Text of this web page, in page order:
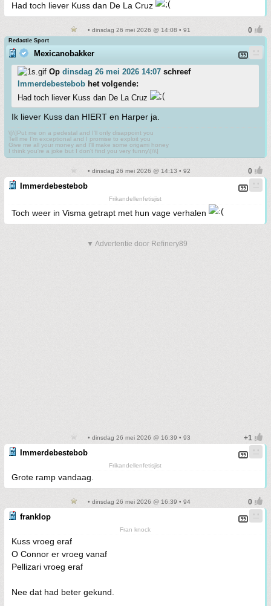
Had toch liever Kuss dan De La Cruz
• dinsdag 26 mei 2026 @ 14:08 • 91
Redactie Sport
Mexicanobakker
Op dinsdag 26 mei 2026 14:07 schreef
Immerdebestebob het volgende:
Had toch liever Kuss dan De La Cruz
Ik liever Kuss dan HIERT en Harper ja.
\[i\]Put me on a pedestal and I'll only disappoint you
Tell me I'm exceptional and I promise to exploit you
Give me all your money and I'll make some origami honey
I think you're a joke but I don't find you very funny\[/i\]
• dinsdag 26 mei 2026 @ 14:13 • 92
Immerdebestebob
Frikandellenfetisjist
Toch weer in Visma getrapt met hun vage verhalen
▼ Advertentie door Refinery89
• dinsdag 26 mei 2026 @ 16:39 • 93
Immerdebestebob
Frikandellenfetisjist
Grote ramp vandaag.
• dinsdag 26 mei 2026 @ 16:39 • 94
franklop
Fran knock
Kuss vroeg eraf
O Connor er vroeg vanaf
Pellizari vroeg eraf
Nee dat had beter gekund.